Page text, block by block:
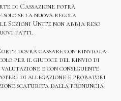
di Cassazione potrà
solo se la nuova regola
Unite non abbia reso
fatti.
dovrà cassare con rinvio la
per il giudice del rinvio di
e con conseguente
di allegazione e probatori
scaturita dalla pronuncia